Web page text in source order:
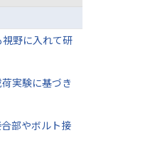
野に入れて研
実験に基づき
部やボルト接